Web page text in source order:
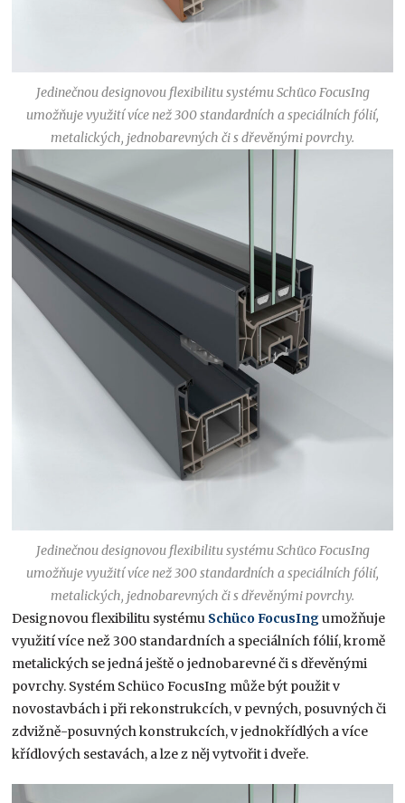
Jedinečnou designovou flexibilitu systému Schüco FocusIng
umožňuje využití více než 300 standardních a speciálních fólií,
metalických, jednobarevných či s dřevěnými povrchy.
Jedinečnou designovou flexibilitu systému Schüco FocusIng
umožňuje využití více než 300 standardních a speciálních fólií,
metalických, jednobarevných či s dřevěnými povrchy.
Designovou flexibilitu systému Schüco FocusIngumožňuje
využití více než 300 standardních a speciálních fólií, kromě
metalických se jedná ještě o jednobarevné či s dřevěnými
povrchy. Systém Schüco FocusIng může být použit v
novostavbách i při rekonstrukcích, v pevných, posuvných či
zdvižně-posuvných konstrukcích, v jednokřídlých a více
křídlových sestavách, a lze z něj vytvořit i dveře.